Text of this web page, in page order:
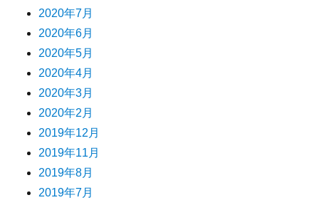
2020年7月
2020年6月
2020年5月
2020年4月
2020年3月
2020年2月
2019年12月
2019年11月
2019年8月
2019年7月